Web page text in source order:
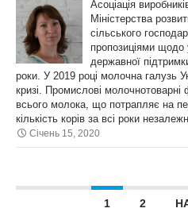
Асоціація
Міністерства
сільського
пропозиціями щодо
державної
роки. У 2019 році молочна галузь
кризі. Промислові
всього молока, що потрапляє на
кількість корів за всі роки
Січень 15, 2020
Posts navigation
1 2